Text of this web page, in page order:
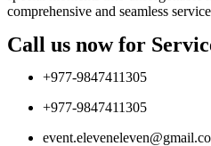
comprehensive and seamless
Call us now for
+977-9847411305
+977-9847411305